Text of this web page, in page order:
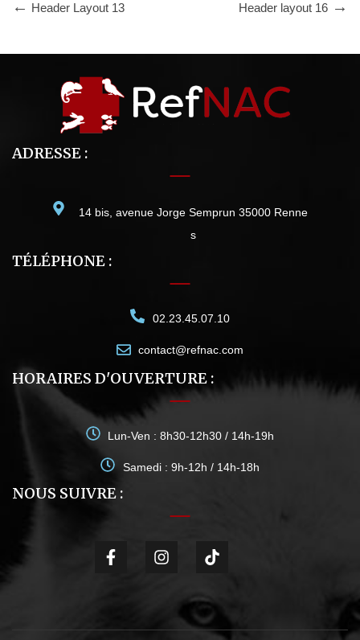
Header Layout 13 Header layout 16
ADRESSE :
14 bis, avenue Jorge Semprun 35000 Renne
s
TÉLÉPHONE :
02.23.45.07.10
contact@refnac.com
HORAIRES D'OUVERTURE :
Lun-Ven : 8h30-12h30 / 14h-19h
Samedi : 9h-12h / 14h-18h
NOUS SUIVRE :